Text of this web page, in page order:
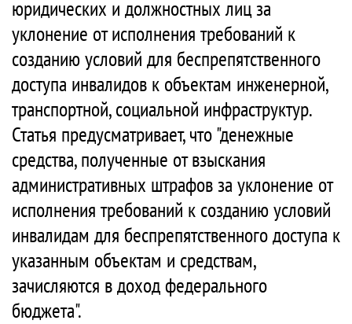
юридических и должностных лиц за
уклонение от исполнения требований к
созданию условий для беспрепятственного
доступа инвалидов к объектам инженерной,
транспортной, социальной инфраструктур.
Статья предусматривает, что "денежные
средства, полученные от взыскания
административных штрафов за уклонение от
исполнения требований к созданию условий
инвалидам для беспрепятственного доступа к
указанным объектам и средствам,
зачисляются в доход федерального
бюджета".